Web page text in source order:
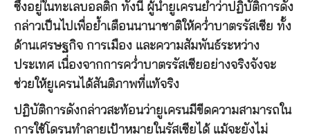
ซึ่งอยู่ในทะเลบอลติก ทั้งนี้ ผู้นำยูเครนย้ำว่าปฏิบัติการดัง
กล่าวเป็นไปเพื่อย้ำเตือนนานาชาติให้คว่ำบาตรรัสเซีย ทั้ง
ด้านเศรษฐกิจ การเมือง และความสัมพันธ์ระหว่าง
ประเทศ เนื่องจากการคว่ำบาตรรัสเซียอย่างจริงจังจะ
ช่วยให้ยูเครนได้สันติภาพที่แท้จริง
ปฏิบัติการดังกล่าวสะท้อนว่ายูเครนมีขีดความสามารถใน
การใช้โดรนทำลายเป้าหมายในรัสเซียได้ แม้จะยังไม่